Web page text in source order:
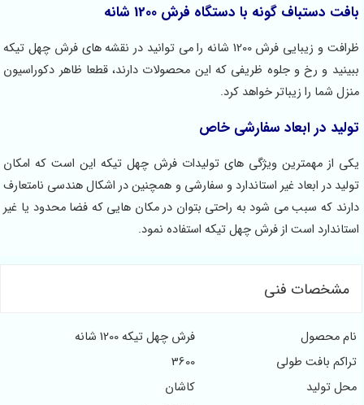
بافت دستباف گونه با دستگاه فرش 1200 شانه
ظرافت و زیبایی فرش 1200 شانه را می توانید در نقشه های فرش چهل تیکه
ببینید و رخ و جلوه ظریفی که این محصولات دارند، قطعا ظاهر دکوراسیون
منزل شما را زیباتر خواهد کرد.
تولید در ابعاد سفارشی خاص
یکی از مهمترین ویژگی های تولیدات فرش چهل تیکه این است که امکان
تولید در ابعاد غیر استاندارد و سفارشی و همچنین در اشکال هندسی نامتعارف
دارند که سبب می شود به راحتی بتوان در مکان هایی که فضا محدود یا غیر
استاندارد است از فرش چهل تیکه استفاده نمود.
مشخصات فنی
نام محصول
فرش چهل تیکه 1200 شانه
تراکم بافت طولی
3600
محل تولید
کاشان